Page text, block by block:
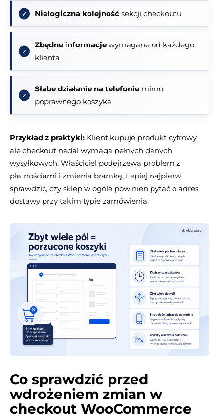
Nielogiczna kolejność sekcji checkoutu
Zbędne informacje wymagane od każdego
klienta
Słabe działanie na telefonie mimo
poprawnego koszyka
Przykład z praktyki: Klient kupuje produkt cyfrowy,
ale checkout nadal wymaga pełnych danych
wysyłkowych. Właściciel podejrzewa problem z
płatnościami i zmienia bramkę. Lepiej najpierw
sprawdzić, czy sklep w ogóle powinien pytać o adres
dostawy przy takim typie zamówienia.
Co sprawdzić przed
wdrożeniem zmian w
checkout WooCommerce